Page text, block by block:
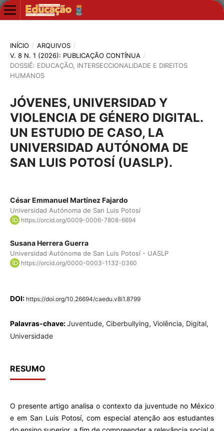
INÍCIO / ARQUIVOS /
V. 8 N. 1 (2026): PUBLICAÇÃO CONTÍNUA /
DOSSIÊ: EDUCAÇÃO, INTERSECCIONALIDADE E DIREITOS
HUMANOS
JÓVENES, UNIVERSIDAD Y
VIOLENCIA DE GÉNERO DIGITAL.
UN ESTUDIO DE CASO, LA
UNIVERSIDAD AUTÓNOMA DE
SAN LUIS POTOSÍ (UASLP).
César Emmanuel Martínez Fajardo
Universidad Autónoma de San Luis Potosí
https://orcid.org/0009-0006-7808-6694
Susana Herrera Guerra
Universidad Autónoma de San Luis Potosí - UASLP
https://orcid.org/0000-0003-1132-0360
DOI: https://doi.org/10.26694/caedu.v8i1.8799
Palavras-chave:Juventude, Ciberbullying, Violência, Digital,
Universidade
RESUMO
O presente artigo analisa o contexto da juventude no México
e em San Luis Potosí, com especial atenção aos estudantes